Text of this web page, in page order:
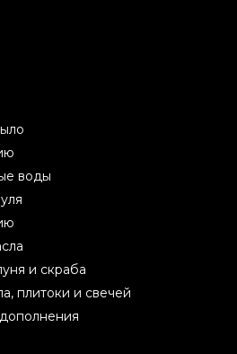
воды
и скраба
плитоки и свечей